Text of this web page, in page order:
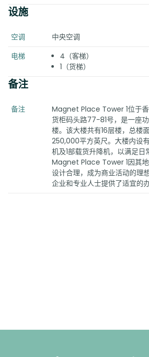
设施
空调
中央空调
电梯
4（客梯）
1（货梯）
备注
备注
Magnet Place Tower 1位于
货柜码头路77-81号，是一座
楼。该大楼共有16层楼，总楼
250,000平方英尺。大楼内设
机及1部载货升降机，以满足日
Magnet Place Tower 1因其
设计合理，成为商业活动的理
企业和专业人士提供了适宜的